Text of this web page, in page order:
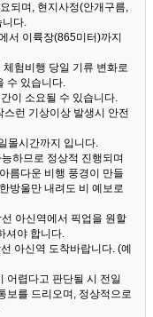
되며, 현지사정(안개구름,
니다.
서 이륙장(865미터)까지
험비행 당일 기류 변화로
수 있습니다.
이 소요될 수 있습니다.
런 기상이상 발생시 안전
몰시간까지 입니다.
하므로 정상적 진행되며
름다운 비행 풍경이 만들
방울만 내려도 비 예보로
아신역에서 픽업을 원할
셔야 합니다.
아신역 도착바랍니다. (예
어렵다고 판단될 시 전일
보를 드리오며, 정상적으로